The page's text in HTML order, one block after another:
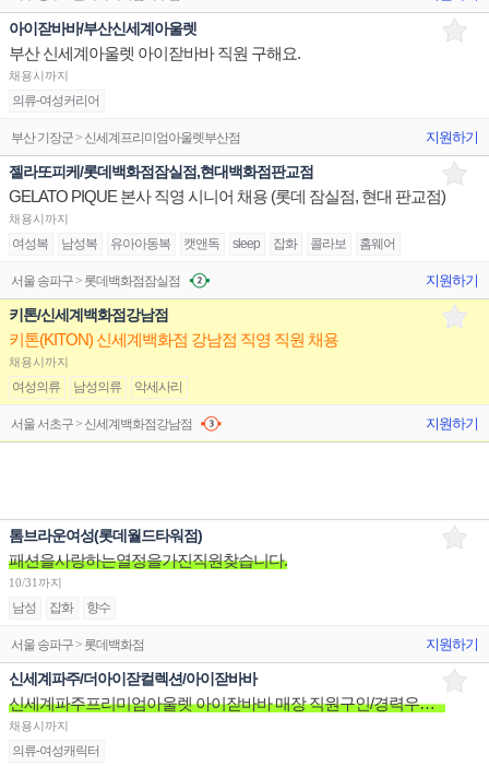
아이잗바바/부산신세계아울렛
부산 신세계아울렛 아이잗바바 직원 구해요.
채용시까지
의류-여성커리어
부산 기장군 > 신세계프리미엄아울렛부산점 지원하기
젤라또피케/롯데백화점잠실점,현대백화점판교점
GELATO PIQUE 본사 직영 시니어 채용 (롯데 잠실점, 현대 판교점)
채용시까지
여성복 남성복 유아아동복 캣앤독 sleep 잡화 콜라보 홈웨어
서울 송파구 > 롯데백화점잠실점 지원하기
키톤/신세계백화점강남점
키톤(KITON) 신세계백화점 강남점 직영 직원 채용
채용시까지
여성의류 남성의류 악세사리
서울 서초구 > 신세계백화점강남점 지원하기
톰브라운여성(롯데월드타워점)
패션을사랑하는열정을가진직원찾습니다.
10/31까지
남성 잡화 향수
서울 송파구 > 롯데백화점 지원하기
신세계파주/더아이잗컬렉션/아이잗바바
신세계파주프리미엄아울렛 아이잗바바 매장 직원구인/경력우대/분위기좋은매장/장기근무환영
채용시까지
의류-여성캐릭터